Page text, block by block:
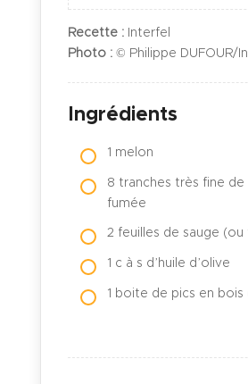
Recette : Interfel
Photo : © Philippe DUFOUR/
Ingrédients
1 melon
8 tranches très fine de
fumée
2 feuilles de sauge (ou
1 c à s d’huile d’olive
1 boite de pics en bois